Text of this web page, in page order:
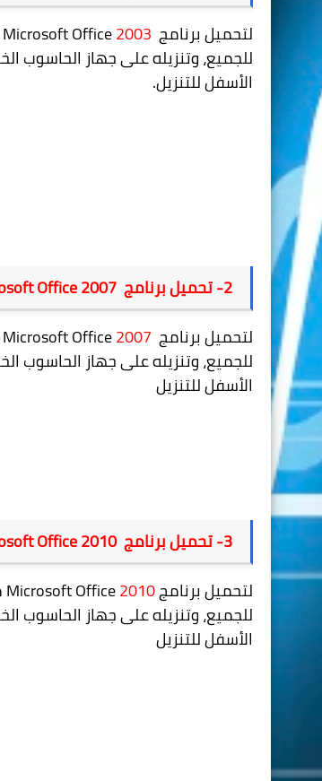
لتحميل برنامج
Microsoft Office2003
للجميع، وتنزيله على جهاز الحاسوب
الأسفل للتنزيل.
2- تحميل برنامج Office 2007
لتحميلبرنامج Microsoft Office2007
للجميع، وتنزيله على جهاز الحاسوب
الأسفل للتنزيل
3- تحميل برنامج Office 2010
لتحميلبرنامج Microsoft Office2010
للجميع، وتنزيله على جهاز الحاسوب
الأسفل للتنزيل